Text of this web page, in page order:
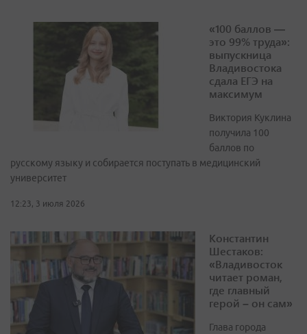
«100 баллов —
это 99% труда»:
выпускница
Владивостока
сдала ЕГЭ на
максимум
Виктория Куклина
получила 100
баллов по
русскому языку и собирается поступать в медицинский
университет
12:23, 3 июля 2026
Константин
Шестаков:
«Владивосток
читает роман,
где главный
герой – он сам»
Глава города